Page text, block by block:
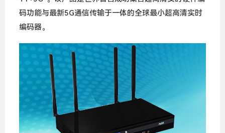
码功能与最新5G通信传输于一体的全球最小超高清实时
编码器。